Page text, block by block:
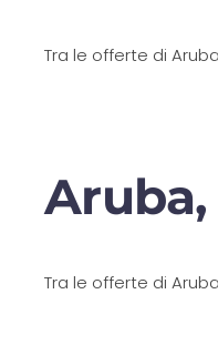
Tra le offerte di
Tra le offerte di